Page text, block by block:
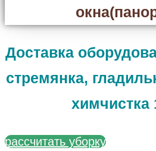
Доставка
стремянка,
химчистка
рассчитать уборку